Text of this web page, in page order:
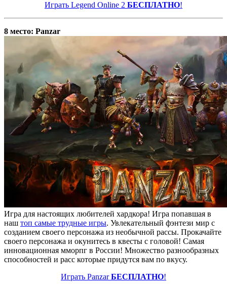
Играть Legend Online 2 БЕСПЛАТНО!
8 место: Panzar
Игра для настоящих любителей хардкора! Игра попавшая в
наш топ самые трудные игры. Увлекательный фэнтези мир с
созданием своего персонажа из необычной рассы. Прокачайте
своего персонажа и окунитесь в квесты с головой! Самая
инновационная мморпг в России! Множество разнообразных
способностей и расс которые придутся вам по вкусу.
Играть PanzarБЕСПЛАТНО!